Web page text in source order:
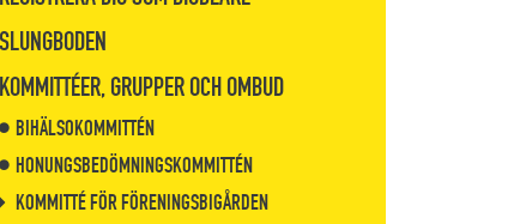
SLUNGBODEN
KOMMITTÉER, GRUPPER OCH OMBUD
BIHÄLSOKOMMITTÉN
HONUNGSBEDÖMNINGSKOMMITTÉN
KOMMITTÉ FÖR FÖRENINGSBIGÅRDEN